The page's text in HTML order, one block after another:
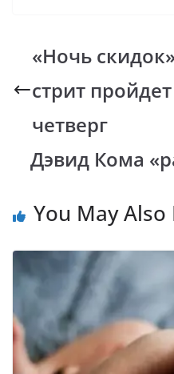
b
o
o
k
s
A
p
p
y
Li
n
«Ночь
стрит
четверг
Дэвид Кома
You May Also